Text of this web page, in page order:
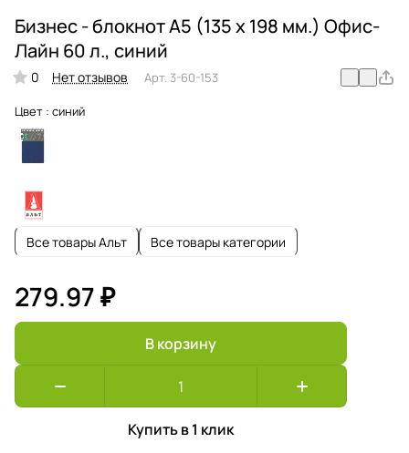
Бизнес - блокнот А5 (135 х 198 мм.) Офис-
Лайн 60 л., синий
0 Нет отзывов Арт. 3-60-153
Цвет : синий
Все товары Альт Все товары категории
279.97 ₽
В корзину
Купить в 1 клик